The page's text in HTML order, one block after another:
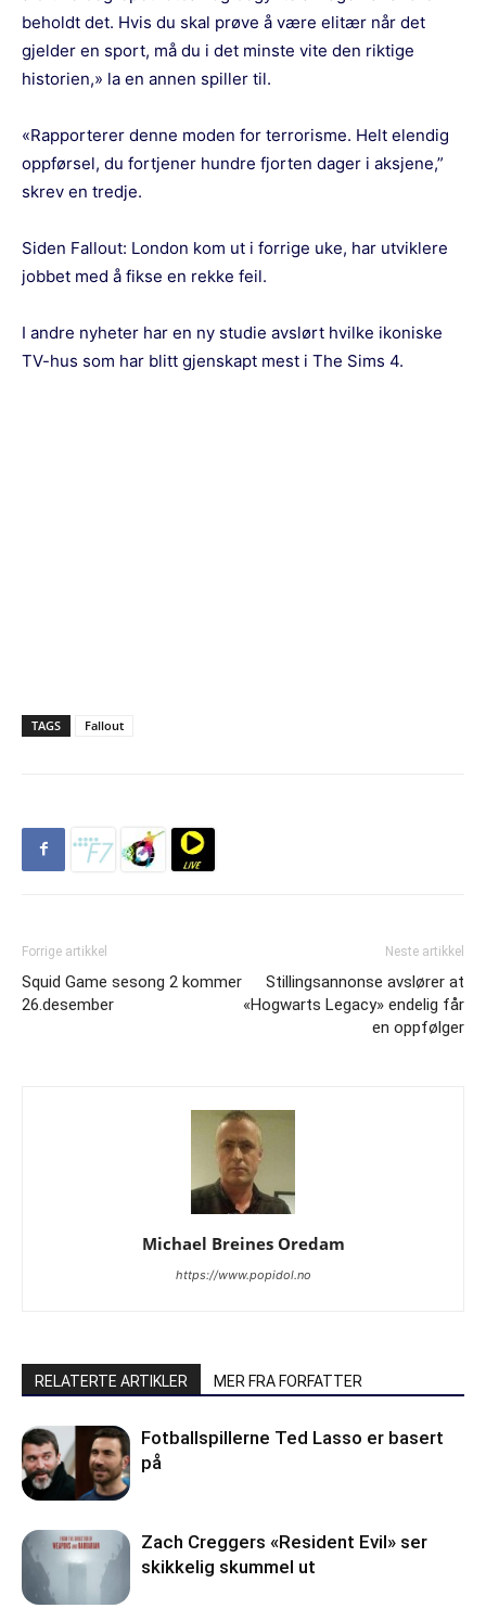
beholdt det. Hvis du skal prøve å være elitær når det
gjelder en sport, må du i det minste vite den riktige
historien,» la en annen spiller til.
«Rapporterer denne moden for terrorisme. Helt elendig
oppførsel, du fortjener hundre fjorten dager i aksjene,”
skrev en tredje.
Siden Fallout: London kom ut i forrige uke, har utviklere
jobbet med å fikse en rekke feil.
I andre nyheter har en ny studie avslørt hvilke ikoniske
TV-hus som har blitt gjenskapt mest i The Sims 4.
TAGS Fallout
Forrige artikkel
Squid Game sesong 2 kommer
26.desember
Neste artikkel
Stillingsannonse avslører at
«Hogwarts Legacy» endelig får
en oppfølger
Michael Breines Oredam
https://www.popidol.no
RELATERTE ARTIKLER MER FRA FORFATTER
Fotballspillerne Ted Lasso er basert
på
Zach Creggers «Resident Evil» ser
skikkelig skummel ut